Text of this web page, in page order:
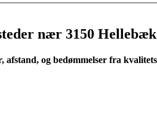
nær 3150 Hellebæk
afstand, og bedømmelser fra